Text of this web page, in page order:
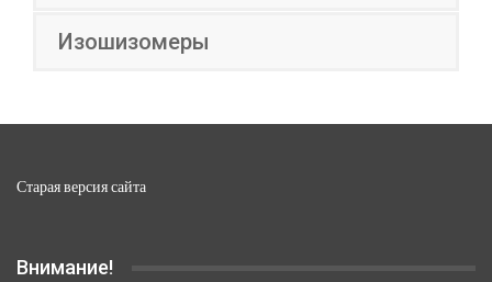
Изошизомеры
Старая версия сайта
Внимание!